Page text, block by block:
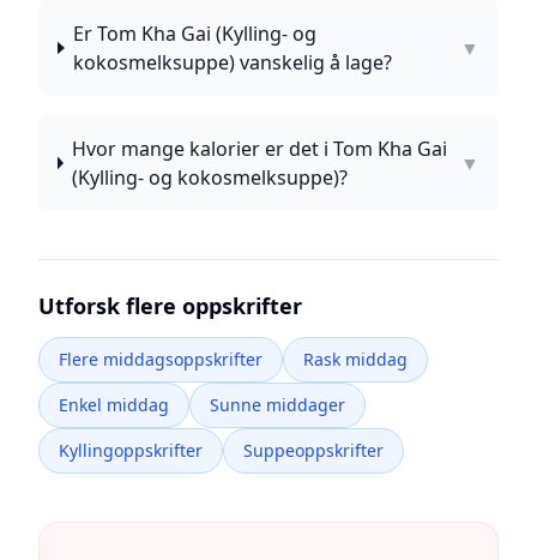
Er Tom Kha Gai (Kylling- og
kokosmelksuppe) vanskelig å lage?
▼
Hvor mange kalorier er det i Tom Kha Gai
(Kylling- og kokosmelksuppe)?
▼
Utforsk flere oppskrifter
Flere middagsoppskrifter
Rask middag
Enkel middag
Sunne middager
Kyllingoppskrifter
Suppeoppskrifter